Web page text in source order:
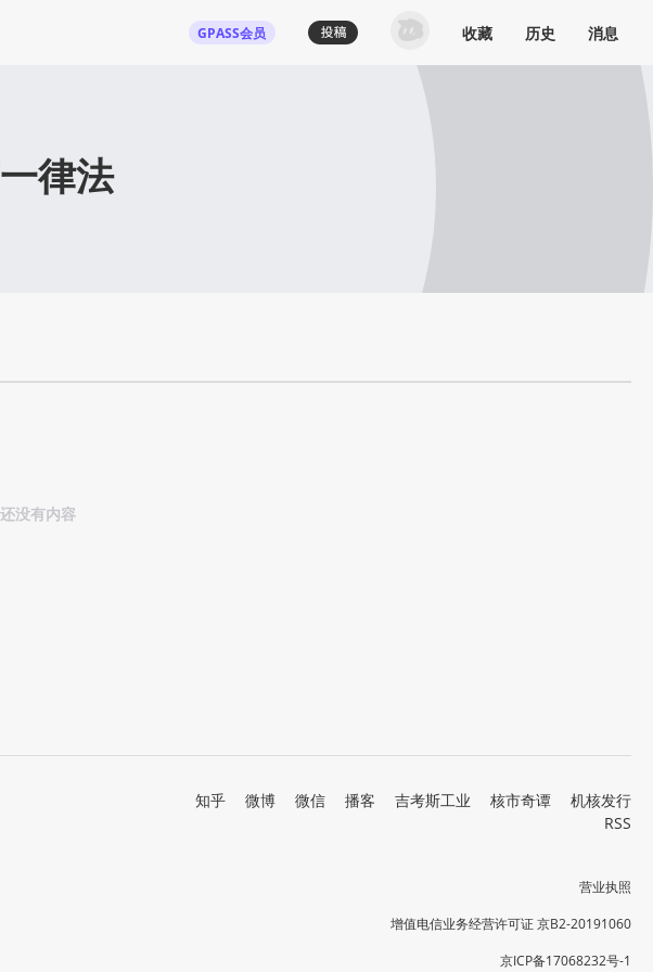
GPASS会员 收藏 历史 消息
律法
还没有内容
知乎 微博 微信 播客 吉考斯工业 核市奇谭
机核发行
RSS
营业执照
增值电信业务经营许可证 京B2-20191060
京ICP备17068232号-1